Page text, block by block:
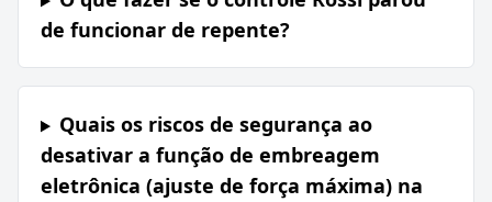
de funcionar de repente?
Quais os riscos de segurança ao
desativar a função de embreagem
eletrônica (ajuste de força máxima) na